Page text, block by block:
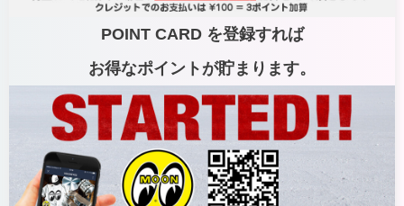
POINT CARD を登録すれば
お得なポイントが貯まります。